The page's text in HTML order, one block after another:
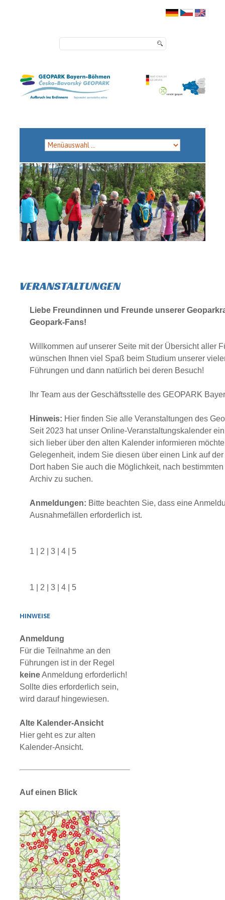
VERANSTALTUNGEN
Liebe Freundinnen und Freunde unserer
Geopark-Fans!
Willkommen auf unserer Seite mit der Übersicht aller
wünschen Ihnen viel Spaß beim Studium unserer
Führungen und dann natürlich bei deren Besuch!
Ihr Team aus der Geschäftsstelle des GEOPARK
Hinweis: Hier finden Sie alle Veranstaltungen des
Seit 2023 hat unser Online-Veranstaltungskalender
sich lieber über den alten Kalender informieren
Gelegenheit, indem Sie diesen über einen Link auf
Dort haben Sie auch die Möglichkeit, nach
Archiv zu suchen.
Anmeldungen: Bitte beachten Sie, dass eine
Ausnahmefällen erforderlich ist.
1 2 3 4 5
1 2 3 4 5
HINWEISE
Anmeldung
Für die Teilnahme an den
Führungen ist in der Regel
keineAnmeldung erforderlich!
Sollte dies erforderlich sein,
wird darauf hingewiesen.
Alte Kalender-Ansicht
Hier geht es zur alten
Kalender-Ansicht.
Auf einen Blick